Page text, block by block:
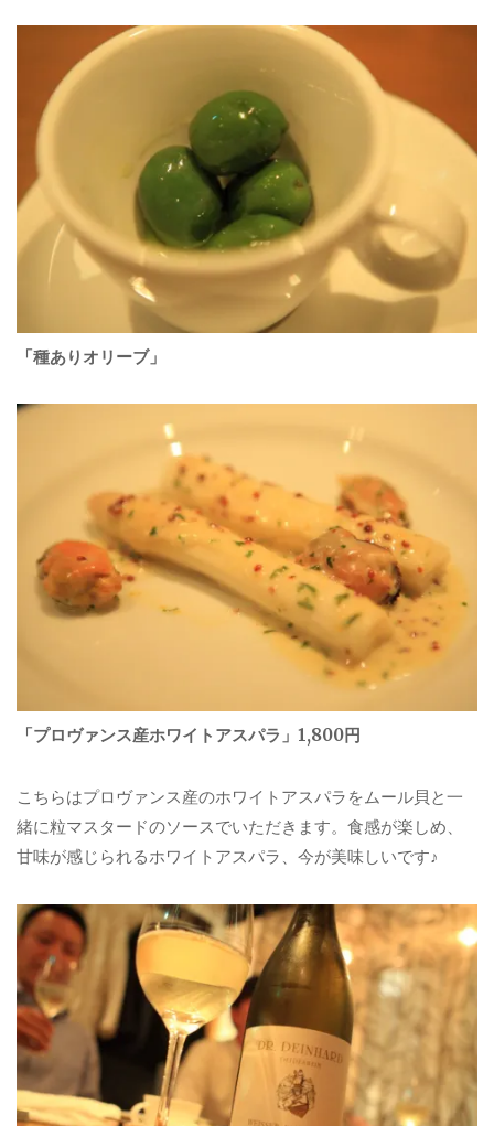
「種ありオリーブ」
「プロヴァンス産ホワイトアスパラ」1,800円
こちらはプロヴァンス産のホワイトアスパラをムール貝と一
緒に粒マスタードのソースでいただきます。食感が楽しめ、
甘味が感じられるホワイトアスパラ、今が美味しいです♪